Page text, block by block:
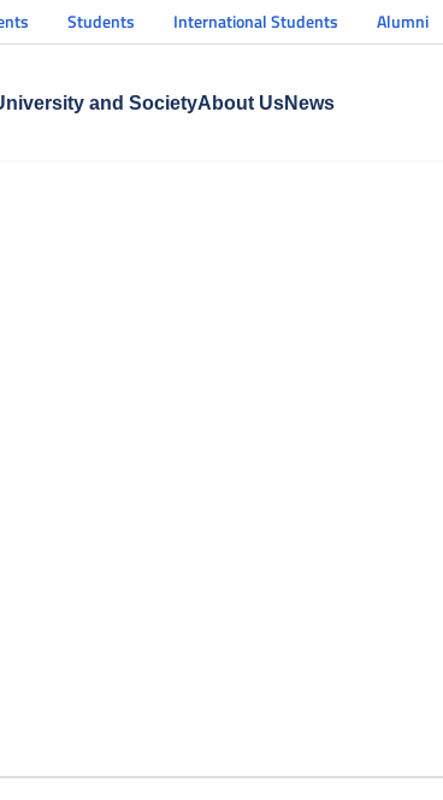
Students International Students Alumni
and SocietyAbout UsNews